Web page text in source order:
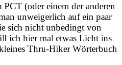
PCT (oder einem der anderen
unweigerlich auf ein paar
sich nicht unbedingt von
ich hier mal etwas Licht ins
Thru-Hiker Wörterbuch